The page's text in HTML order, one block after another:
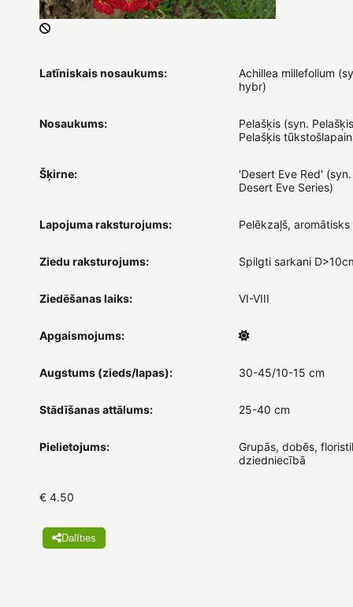
Latīniskais nosaukums:
Achillea millefolium
hybr)
Nosaukums:
Pelašķis (syn.
Pelašķis
Šķirne:
'Desert Eve Red'
Desert Eve Series)
Lapojuma raksturojums: Pelēkzaļš, aromātisks
Ziedu raksturojums: Spilgti sarkani
Ziedēšanas laiks: VI-VIII
Apgaismojums:
Augstums (zieds/lapas): 30-45/10-15 cm
Stādīšanas attālums: 25-40 cm
Pielietojums:
Grupās, dobēs,
dziedniecībā
€ 4.50
Dalīties